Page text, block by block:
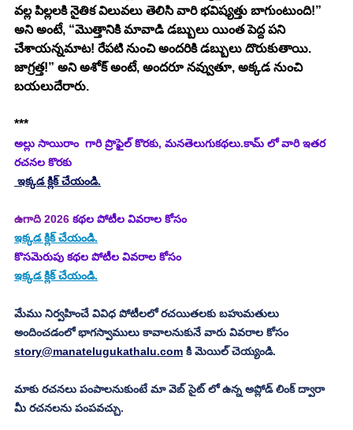
వల్ల పిల్లలకి నైతిక విలువలు తెలిసి వారి భవిష్యత్తు బాగుంటుంది!”
అని అంటే, “మొత్తానికి మావాడి డబ్బులు యింత పెద్ద పని
చేశాయన్నమాట! రేపటి నుంచి అందరికి డబ్బులు దొరుకుతాయి.
జాగ్రత్త!” అని అశోక్ అంటే, అందరూ నవ్వుతూ, అక్కడ నుంచి
బయలుదేరారు.
***
అల్లు సాయిరాం  గారి ప్రొఫైల్ కొరకు, మనతెలుగుకథలు.కామ్ లో వారి ఇతర
రచనల కొరకు
ఇక్కడ క్లిక్ చేయండి.
ఉగాది 2026 కథల పోటీల వివరాల కోసం
ఇక్కడ క్లిక్ చేయండి.
కొసమెరుపు కథల పోటీల వివరాల కోసం
ఇక్కడ క్లిక్ చేయండి.
మేము నిర్వహించే వివిధ పోటీలలో రచయితలకు బహుమతులు
అందించడంలో భాగస్వాములు కావాలనుకునే వారు వివరాల కోసం
story@manatelugukathalu.com కి మెయిల్ చెయ్యండి.
మాకు రచనలు పంపాలనుకుంటే మా వెబ్ సైట్ లో ఉన్న అప్లోడ్ లింక్ ద్వారా
మీ రచనలను పంపవచ్చు.